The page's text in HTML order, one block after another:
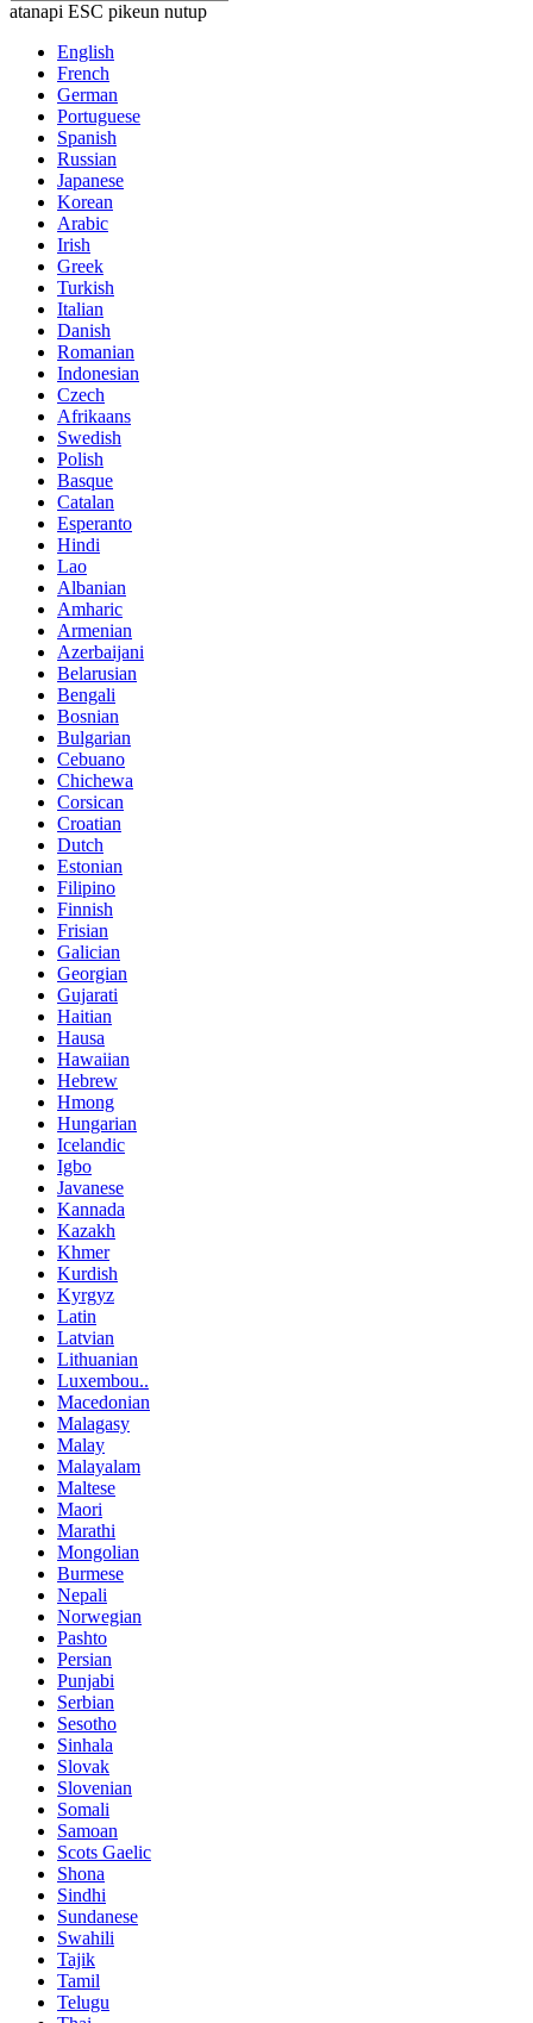
atanapi ESC pikeun nutup
English
French
German
Portuguese
Spanish
Russian
Japanese
Korean
Arabic
Irish
Greek
Turkish
Italian
Danish
Romanian
Indonesian
Czech
Afrikaans
Swedish
Polish
Basque
Catalan
Esperanto
Hindi
Lao
Albanian
Amharic
Armenian
Azerbaijani
Belarusian
Bengali
Bosnian
Bulgarian
Cebuano
Chichewa
Corsican
Croatian
Dutch
Estonian
Filipino
Finnish
Frisian
Galician
Georgian
Gujarati
Haitian
Hausa
Hawaiian
Hebrew
Hmong
Hungarian
Icelandic
Igbo
Javanese
Kannada
Kazakh
Khmer
Kurdish
Kyrgyz
Latin
Latvian
Lithuanian
Luxembou..
Macedonian
Malagasy
Malay
Malayalam
Maltese
Maori
Marathi
Mongolian
Burmese
Nepali
Norwegian
Pashto
Persian
Punjabi
Serbian
Sesotho
Sinhala
Slovak
Slovenian
Somali
Samoan
Scots Gaelic
Shona
Sindhi
Sundanese
Swahili
Tajik
Tamil
Telugu